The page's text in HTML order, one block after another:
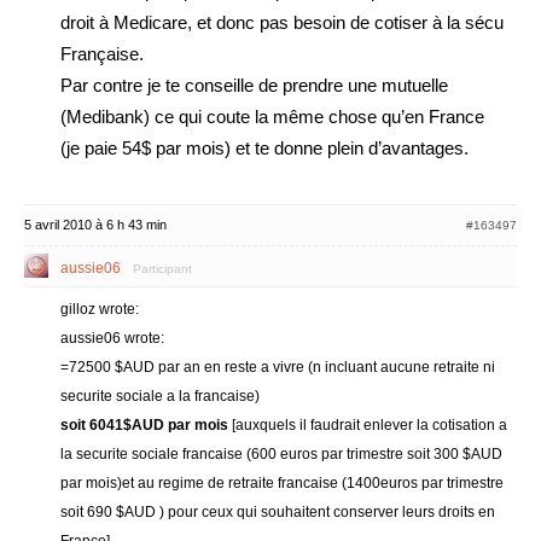
droit à Medicare, et donc pas besoin de cotiser à la sécu
Française.
Par contre je te conseille de prendre une mutuelle
(Medibank) ce qui coute la même chose qu’en France
(je paie 54$ par mois) et te donne plein d’avantages.
5 avril 2010 à 6 h 43 min #163497
aussie06 Participant
gilloz wrote:
aussie06 wrote:
=72500 $AUD par an en reste a vivre (n incluant aucune retraite ni
securite sociale a la francaise)
soit 6041$AUD par mois [auxquels il faudrait enlever la cotisation a
la securite sociale francaise (600 euros par trimestre soit 300 $AUD
par mois)et au regime de retraite francaise (1400euros par trimestre
soit 690 $AUD ) pour ceux qui souhaitent conserver leurs droits en